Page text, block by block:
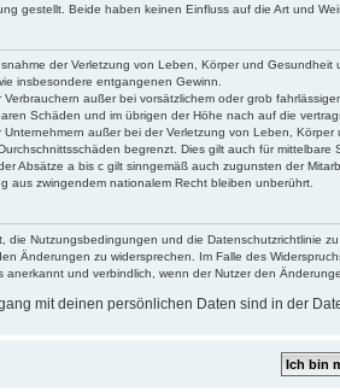
gestellt. Beide haben keinen Einfluss auf die Art und
der Verletzung von Leben, Körper und
insbesondere entgangenen Gewinn.
außer bei vorsätzlichem oder grob
Schäden und im übrigen der Höhe nach auf die
außer bei der Verletzung von Leben,
begrenzt. Dies gilt auch für
Absätze a bis c gilt sinngemäß auch zugunsten der
aus zwingendem nationalem Recht bleiben unberührt.
die Nutzungsbedingungen und die Datenschutzrichtlinie
Änderungen zu widersprechen. Im Falle des
anerkannt und verbindlich, wenn der Nutzer den
mit deinen persönlichen Daten sind in der